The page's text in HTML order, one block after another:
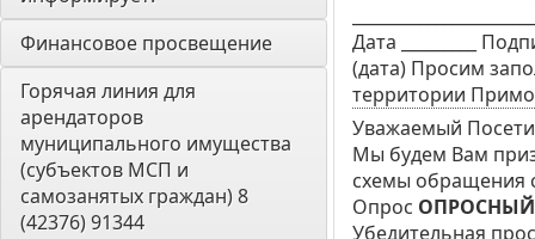
Финансовое просвещение
Горячая линия для
арендаторов
муниципального имущества
(субъектов МСП и
самозанятых граждан) 8
(42376) 91344
Дата _________
(дата) Просим
территории
Уважаемый
Мы будем Вам
схемы обращения
Опрос ОПРОСНЫЙ
Убедительная